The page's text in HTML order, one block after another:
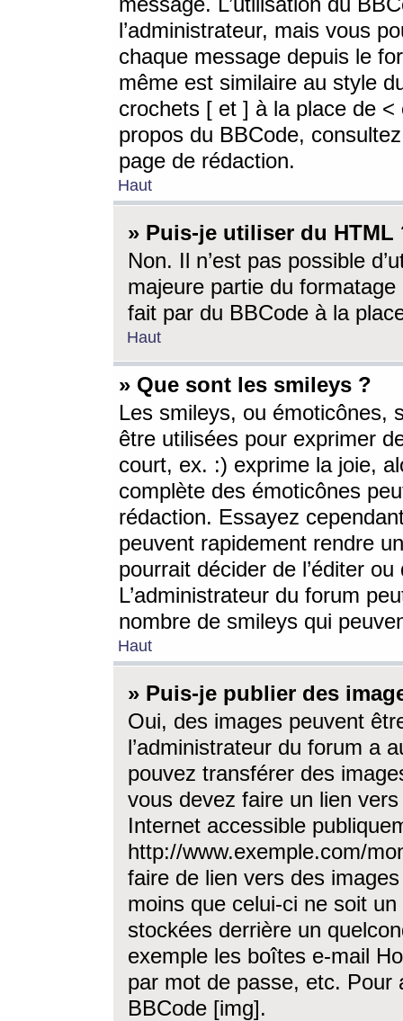
l’administrateur, mais vous
chaque message depuis le
même est similaire au style
crochets [ et ] à la place de <
propos du BBCode,
page de rédaction.
Haut
» Puis-je utiliser du HTML
Non. Il n’est pas possible
majeure partie du
fait par du BBCode à la
Haut
» Que sont les smileys ?
Les smileys, ou émoticônes,
être utilisées pour exprimer
court, ex. :) exprime la joie,
complète des émoticônes
rédaction. Essayez
peuvent rapidement rendre
pourrait décider de l’éditer
L’administrateur du forum
nombre de smileys qui
Haut
» Puis-je publier des
Oui, des images peuvent
l’administrateur du forum a
pouvez transférer des
vous devez faire un lien
Internet accessible
http://www.exemple.com/
faire de lien vers des
moins que celui-ci ne soit
stockées derrière un
exemple les boîtes e-mail
par mot de passe, etc. Pour
BBCode [img].